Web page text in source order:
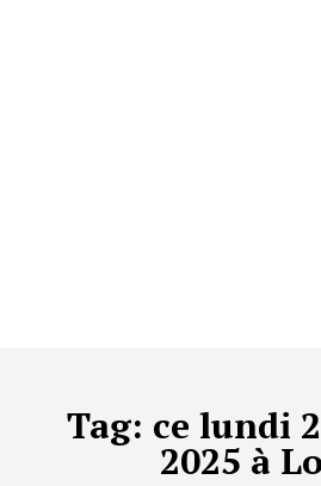
Tag: ce lundi
2025 à